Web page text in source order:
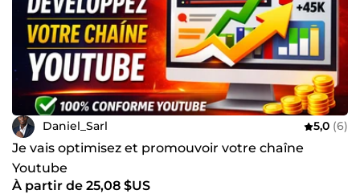
Daniel_Sarl 5,0 (6)
Je vais optimisez et promouvoir votre chaîne
Youtube
À partir de 25,08 $US